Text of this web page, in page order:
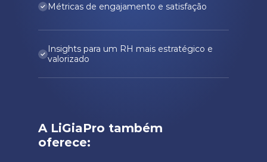
Métricas de engajamento e satisfação
Insights para um RH mais estratégico e
valorizado
A LiGiaPro também
oferece: